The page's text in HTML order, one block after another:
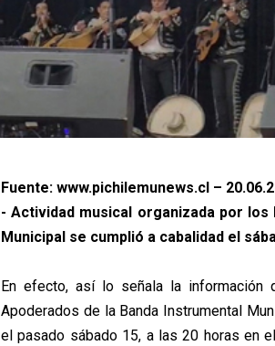
Fuente: www.pichilemunews.cl –
- Actividad musical organizada por los
Municipal se cumplió a cabalidad el
En efecto, así lo señala la
Apoderados de la Banda Instrumental
el pasado sábado 15, a las 20 horas en